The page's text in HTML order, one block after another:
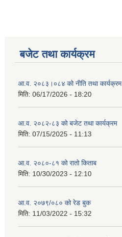
बजेट तथा कार्यक्रम
आ.व. २०८३।०८४ को नीति तथा कार्यक्रम
मिति: 06/17/2026 - 18:20
आ.व. २०८२-८३ को बजेट तथा कार्यक्रम
मिति: 07/15/2025 - 11:13
आ.व. २०८०-८१ को रातो किताब
मिति: 10/30/2023 - 12:10
आ.व. २०७९/०८० को रेड बुक
मिति: 11/03/2022 - 15:32